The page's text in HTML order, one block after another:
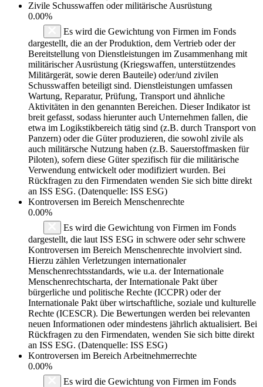
Zivile Schusswaffen oder militärische Ausrüstung
0.00%
Es wird die Gewichtung von Firmen im Fonds
dargestellt, die an der Produktion, dem Vertrieb oder der
Bereitstellung von Dienstleistungen im Zusammenhang mit
militärischer Ausrüstung (Kriegswaffen, unterstützendes
Militärgerät, sowie deren Bauteile) oder/und zivilen
Schusswaffen beteiligt sind. Dienstleistungen umfassen
Wartung, Reparatur, Prüfung, Transport und ähnliche
Aktivitäten in den genannten Bereichen. Dieser Indikator ist
breit gefasst, sodass hierunter auch Unternehmen fallen, die
etwa im Logikstikbereich tätig sind (z.B. durch Transport von
Panzern) oder die Güter produzieren, die sowohl zivile als
auch militärsche Nutzung haben (z.B. Sauerstoffmasken für
Piloten), sofern diese Güter spezifisch für die militärische
Verwendung entwickelt oder modifiziert wurden. Bei
Rückfragen zu den Firmendaten wenden Sie sich bitte direkt
an ISS ESG. (Datenquelle: ISS ESG)
Kontroversen im Bereich Menschenrechte
0.00%
Es wird die Gewichtung von Firmen im Fonds
dargestellt, die laut ISS ESG in schwere oder sehr schwere
Kontroversen im Bereich Menschenrechte involviert sind.
Hierzu zählen Verletzungen internationaler
Menschenrechtsstandards, wie u.a. der Internationale
Menschenrechtscharta, der Internationale Pakt über
bürgerliche und politische Rechte (ICCPR) oder der
Internationale Pakt über wirtschaftliche, soziale und kulturelle
Rechte (ICESCR). Die Bewertungen werden bei relevanten
neuen Informationen oder mindestens jährlich aktualisiert. Bei
Rückfragen zu den Firmendaten, wenden Sie sich bitte direkt
an ISS ESG. (Datenquelle: ISS ESG)
Kontroversen im Bereich Arbeitnehmerrechte
0.00%
Es wird die Gewichtung von Firmen im Fonds